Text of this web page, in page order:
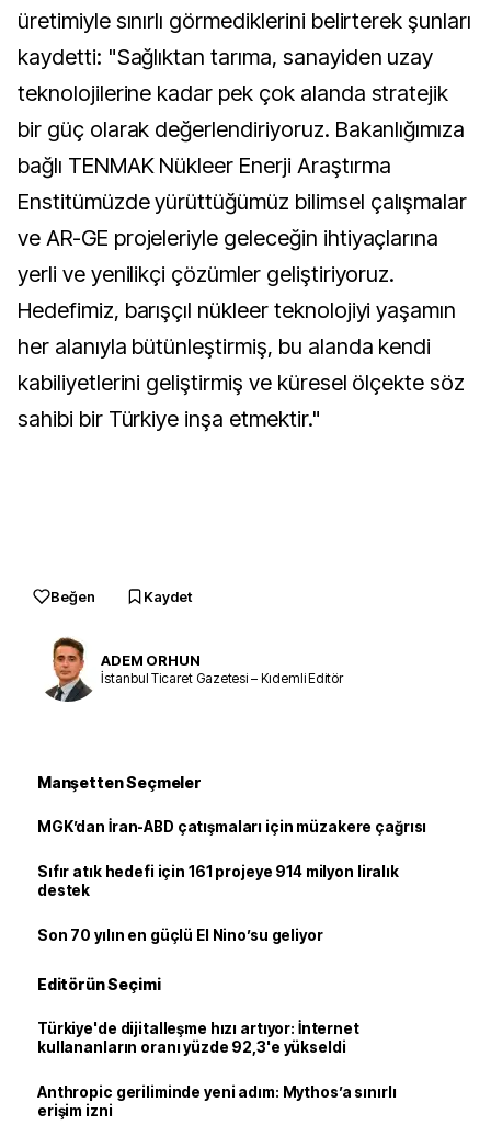
üretimiyle sınırlı görmediklerini belirterek şunları
kaydetti: "Sağlıktan tarıma, sanayiden uzay
teknolojilerine kadar pek çok alanda stratejik
bir güç olarak değerlendiriyoruz. Bakanlığımıza
bağlı TENMAK Nükleer Enerji Araştırma
Enstitümüzde yürüttüğümüz bilimsel çalışmalar
ve AR-GE projeleriyle geleceğin ihtiyaçlarına
yerli ve yenilikçi çözümler geliştiriyoruz.
Hedefimiz, barışçıl nükleer teknolojiyi yaşamın
her alanıyla bütünleştirmiş, bu alanda kendi
kabiliyetlerini geliştirmiş ve küresel ölçekte söz
sahibi bir Türkiye inşa etmektir."
Beğen Kaydet
ADEM ORHUN
İstanbul Ticaret Gazetesi – Kıdemli Editör
Manşetten Seçmeler
MGK’dan İran-ABD çatışmaları için müzakere çağrısı
Sıfır atık hedefi için 161 projeye 914 milyon liralık
destek
Son 70 yılın en güçlü El Nino’su geliyor
Editörün Seçimi
Türkiye'de dijitalleşme hızı artıyor: İnternet
kullananların oranı yüzde 92,3'e yükseldi
Anthropic geriliminde yeni adım: Mythos’a sınırlı
erişim izni